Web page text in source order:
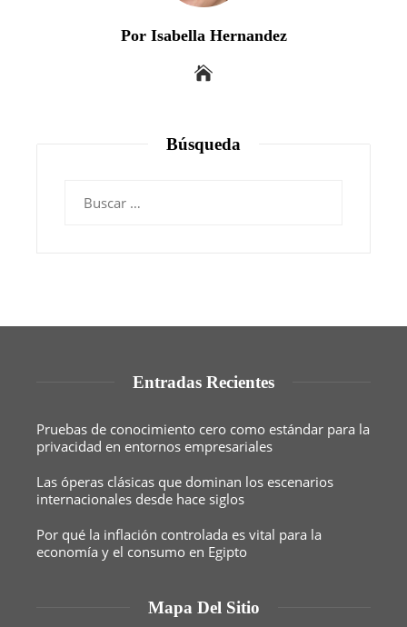
Por Isabella Hernandez
Búsqueda
Entradas Recientes
Pruebas de conocimiento cero como estándar para la
privacidad en entornos empresariales
Las óperas clásicas que dominan los escenarios
internacionales desde hace siglos
Por qué la inflación controlada es vital para la
economía y el consumo en Egipto
Mapa Del Sitio